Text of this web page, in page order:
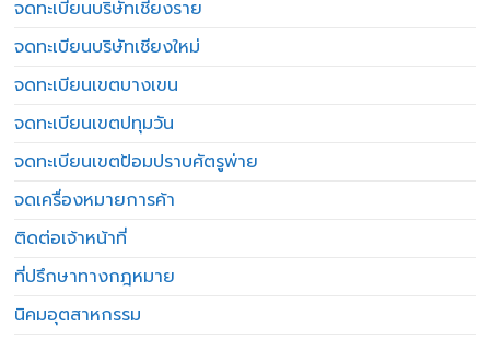
จดทะเบียนบริษัทเชียงราย
จดทะเบียนบริษัทเชียงใหม่
จดทะเบียนเขตบางเขน
จดทะเบียนเขตปทุมวัน
จดทะเบียนเขตป้อมปราบศัตรูพ่าย
จดเครื่องหมายการค้า
ติดต่อเจ้าหน้าที่
ที่ปรึกษาทางกฎหมาย
นิคมอุตสาหกรรม